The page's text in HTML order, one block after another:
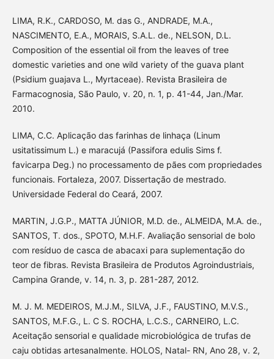
LIMA, R.K., CARDOSO, M. das G., ANDRADE, M.A.,
NASCIMENTO, E.A., MORAIS, S.A.L. de., NELSON, D.L.
Composition of the essential oil from the leaves of tree
domestic varieties and one wild variety of the guava plant
(Psidium guajava L., Myrtaceae). Revista Brasileira de
Farmacognosia, São Paulo, v. 20, n. 1, p. 41-44, Jan./Mar.
2010.
LIMA, C.C. Aplicação das farinhas de linhaça (Linum
usitatissimum L.) e maracujá (Passifora edulis Sims f.
favicarpa Deg.) no processamento de pães com propriedades
funcionais. Fortaleza, 2007. Dissertação de mestrado.
Universidade Federal do Ceará, 2007.
MARTIN, J.G.P., MATTA JÚNIOR, M.D. de., ALMEIDA, M.A. de.,
SANTOS, T. dos., SPOTO, M.H.F. Avaliação sensorial de bolo
com resíduo de casca de abacaxi para suplementação do
teor de fibras. Revista Brasileira de Produtos Agroindustriais,
Campina Grande, v. 14, n. 3, p. 281-287, 2012.
M. J. M. MEDEIROS, M.J.M., SILVA, J.F., FAUSTINO, M.V.S.,
SANTOS, M.F.G., L. C S. ROCHA, L.C.S., CARNEIRO, L.C.
Aceitação sensorial e qualidade microbiológica de trufas de
caju obtidas artesanalmente. HOLOS, Natal- RN, Ano 28, v. 2,